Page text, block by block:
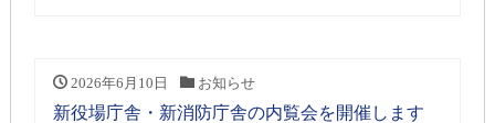
2026年6月10日 お知らせ
新役場庁舎・新消防庁舎の内覧会を開催します